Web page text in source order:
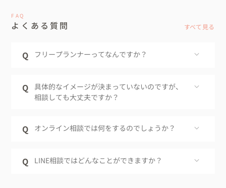
FAQ
よくある質問 すべて見る
Q フリープランナーってなんですか？
Q
具体的なイメージが決まっていないのですが、
相談しても大丈夫ですか？
Q オンライン相談では何をするのでしょうか？
Q LINE相談ではどんなことができますか？